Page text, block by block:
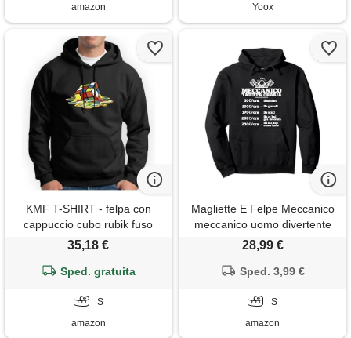
amazon
Yoox
KMF T-SHIRT - felpa con
cappuccio cubo rubik fuso
sheldon, nero , s
35,18 €
Sped. gratuita
S
amazon
Magliette E Felpe Meccanico
meccanico uomo divertente
regalo meccanici officina
28,99 €
Sped. 3,99 €
S
amazon